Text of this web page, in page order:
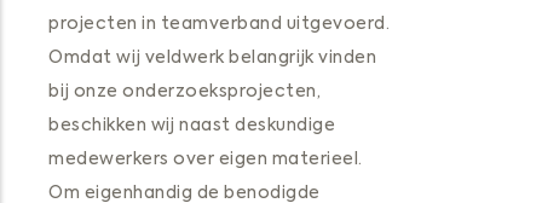
projecten in teamverband uitgevoerd.
Omdat wij veldwerk belangrijk vinden
bij onze onderzoeksprojecten,
beschikken wij naast deskundige
medewerkers over eigen materieel.
Om eigenhandig de benodigde